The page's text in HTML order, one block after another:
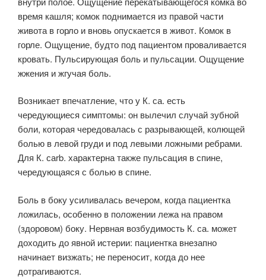
время кашля; комок поднимается из правой части
живота в горло и вновь опускается в живот. Комок в
горле. Ощущение, будто под пациентом проваливается
кровать. Пульсирующая боль и пульсации. Ощущение
жжения и жгучая боль.
Возникает впечатление, что у К. са. есть
чередующиеся симптомы: он вылечил случай зубной
боли, которая чередовалась с разрывающей, колющей
болью в левой груди и под левыми ложными ребрами.
Для К. саrb. характерна также пульсация в спине,
чередующаяся с болью в спине.
Боль в боку усиливалась вечером, когда пациентка
ложилась, особенно в положении лежа на правом
(здоровом) боку. Нервная возбудимость К. са. может
доходить до явной истерии: пациентка внезапно
начинает визжать; не переносит, когда до нее
дотрагиваются.